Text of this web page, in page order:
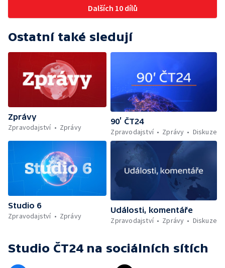
Dalších 10 dílů
Ostatní také sledují
Zprávy
Zpravodajství
Zprávy
90’ ČT24
Zpravodajství
Zprávy Diskuze
Studio 6
Zpravodajství
Zprávy
Události, komentáře
Zpravodajství
Zprávy Diskuze
Studio ČT24 na sociálních sítích